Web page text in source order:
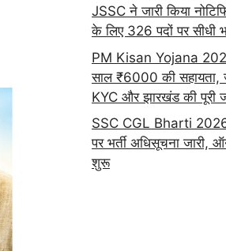
JSSC ने जारी किया
के लिए 326 पदों पर सीधी
PM Kisan Yojana
साल ₹6000 की सहायता,
KYC और झारखंड की पूरी
SSC CGL Bharti
पर भर्ती अधिसूचना जारी,
शुरू